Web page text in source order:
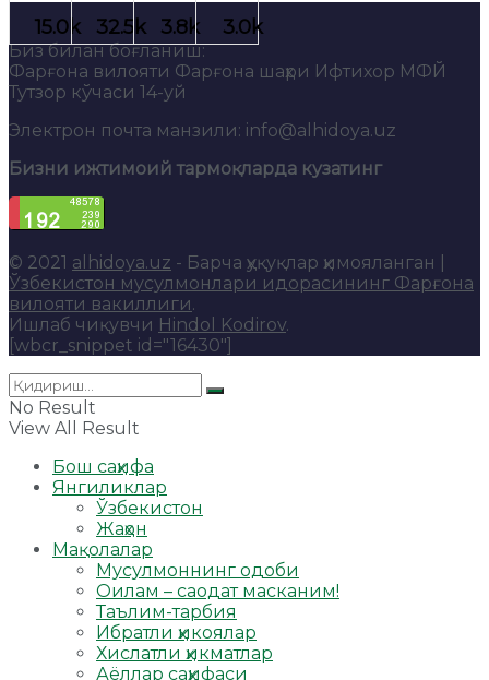
Биз билан боғланиш:
Фарғона вилояти Фарғона шаҳри Ифтихор МФЙ
Тутзор кўчаси 14-уй
Электрон почта манзили: info@alhidoya.uz
Бизни ижтимоий тармоқларда кузатинг
© 2021 alhidoya.uz - Барча ҳуқуқлар ҳимояланган |
Ўзбекистон мусулмонлари идорасининг Фарғона
вилояти вакиллиги.
Ишлаб чиқувчи Hindol Kodirov.
[wbcr_snippet id="16430"]
No Result
View All Result
Бош саҳифа
Янгиликлар
Ўзбекистон
Жаҳон
Мақолалар
Мусулмоннинг одоби
Оилам – саодат масканим!
Таълим-тарбия
Ибратли ҳикоялар
Хислатли ҳикматлар
Аёллар саҳифаси